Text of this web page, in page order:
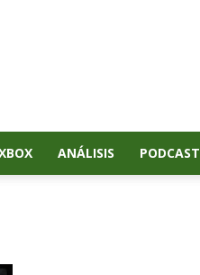
ANÁLISIS PODCAST